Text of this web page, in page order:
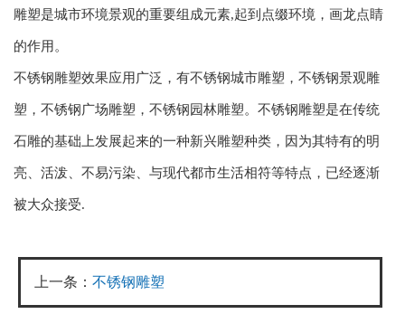
雕塑是城市环境景观的重要组成元素,起到点缀环境，画龙点睛
的作用。
不锈钢雕塑效果应用广泛，有不锈钢城市雕塑，不锈钢景观雕
塑，不锈钢广场雕塑，不锈钢园林雕塑。不锈钢雕塑是在传统
石雕的基础上发展起来的一种新兴雕塑种类，因为其特有的明
亮、活泼、不易污染、与现代都市生活相符等特点，已经逐渐
被大众接受.
上一条： 不锈钢雕塑